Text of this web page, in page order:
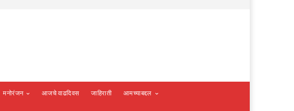
मनोरंजन आजचे वाढदिवस जाहिराती आमच्याबद्दल